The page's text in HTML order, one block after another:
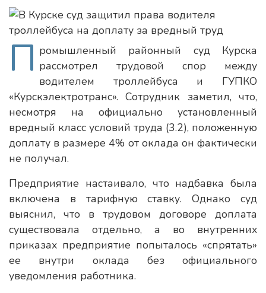
П ромышленный районный суд Курска
рассмотрел трудовой спор между
водителем троллейбуса и ГУПКО
«Курскэлектротранс». Сотрудник заметил, что,
несмотря на официально установленный
вредный класс условий труда (3.2), положенную
доплату в размере 4% от оклада он фактически
не получал.
Предприятие настаивало, что надбавка была
включена в тарифную ставку. Однако суд
выяснил, что в трудовом договоре доплата
существовала отдельно, а во внутренних
приказах предприятие попыталось «спрятать»
ее внутри оклада без официального
уведомления работника.